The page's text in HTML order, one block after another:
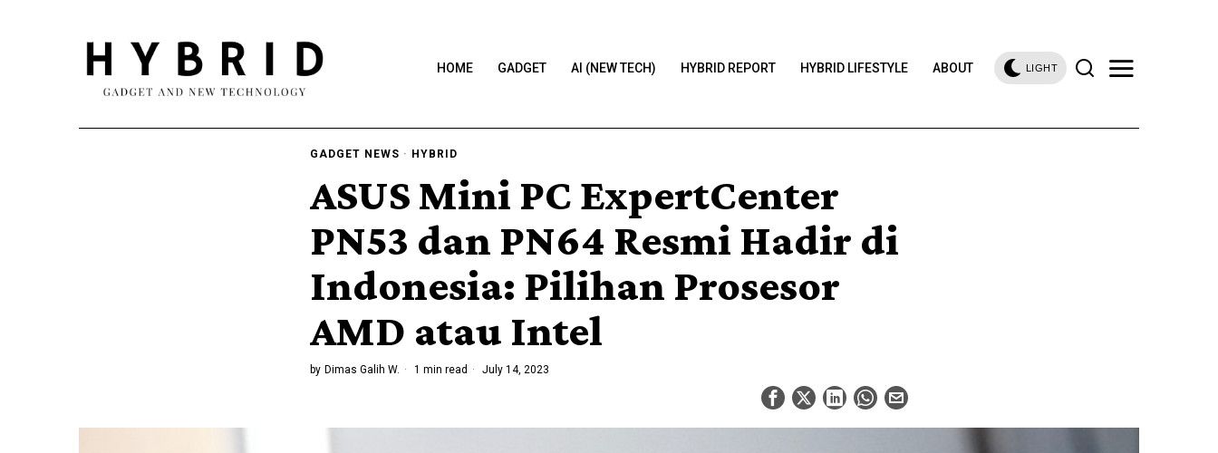
HOME GADGET AI (NEW TECH) HYBRID REPORT HYBRID LIFESTYLE ABOUT LIGHT
GADGET NEWS · HYBRID
ASUS Mini PC ExpertCenter
PN53 dan PN64 Resmi Hadir di
Indonesia: Pilihan Prosesor
AMD atau Intel
by Dimas Galih W. 1 min read July 14, 2023